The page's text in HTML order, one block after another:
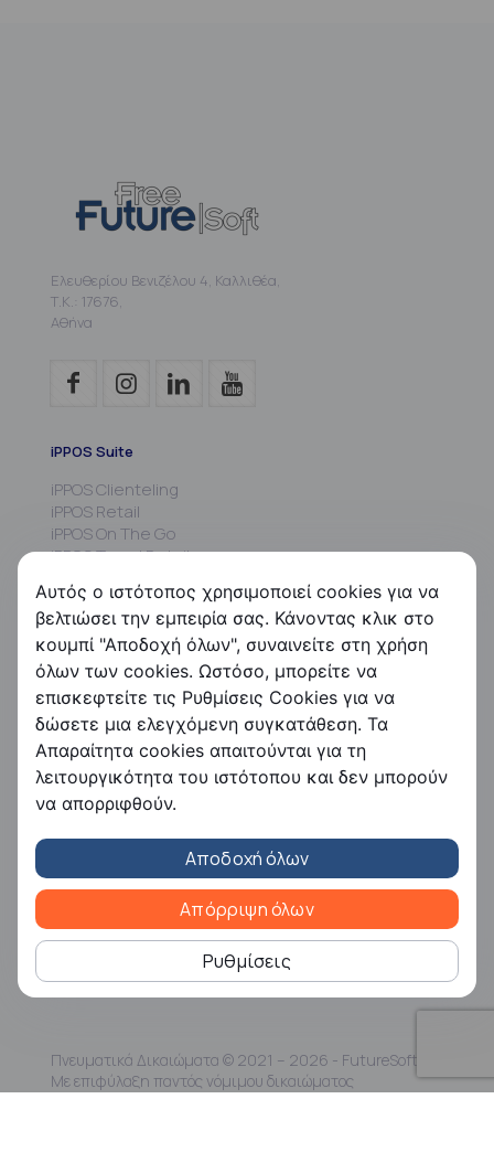
Ελευθερίου Βενιζέλου 4, Καλλιθέα,
Τ.Κ.: 17676,
Αθήνα
iPPOS Suite
iPPOS Clienteling
iPPOS Retail
iPPOS On The Go
iPPOS Travel Retail
iPPOS Commissions
iPPOS Kiosk
FS HRMS
FS Payroll
FS Timer
FS Ergani
Εταιρεία
Η Free Futuresoft
Ευκαιρίες καριέρας
Εταιρική Κοινωνική Ευθύνη
Πνευματικά Δικαιώματα © 2021 – 2026 - FutureSoft |
Με επιφύλαξη παντός νόμιμου δικαιώματος
Αυτός ο ιστότοπος χρησιμοποιεί cookies για να
βελτιώσει την εμπειρία σας. Κάνοντας κλικ στο
κουμπί "Αποδοχή όλων", συναινείτε στη χρήση
όλων των cookies. Ωστόσο, μπορείτε να
επισκεφτείτε τις Ρυθμίσεις Cookies για να
δώσετε μια ελεγχόμενη συγκατάθεση. Τα
Απαραίτητα cookies απαιτούνται για τη
λειτουργικότητα του ιστότοπου και δεν μπορούν
να απορριφθούν.
Αποδοχή όλων
Απόρριψη όλων
Ρυθμίσεις